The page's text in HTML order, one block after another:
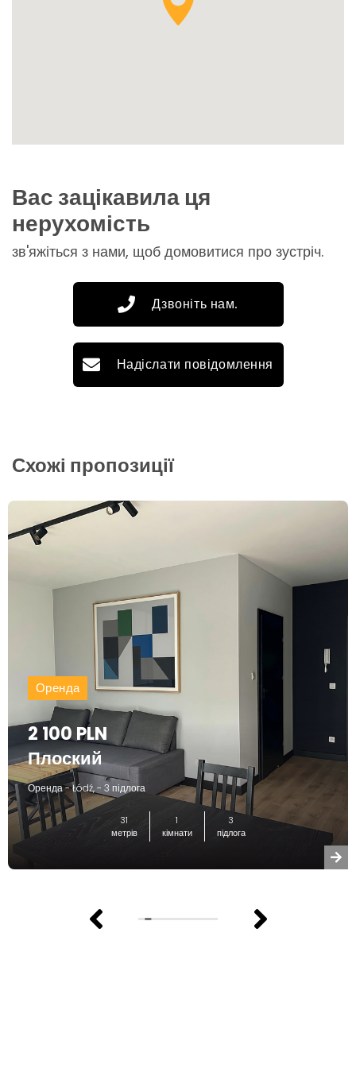
Вас зацікавила ця
нерухомість
зв'яжіться з нами, щоб домовитися про зустріч.
Дзвоніть нам.
Надіслати повідомлення
Схожі пропозиції
Оренда
2 100 PLN
Плоский
Оренда - Łódź, - 3 підлога
31
метрів
1
кімнати
3
підлога